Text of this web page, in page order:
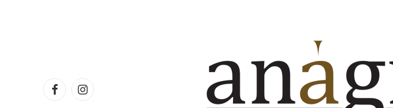
FacebookInstagram